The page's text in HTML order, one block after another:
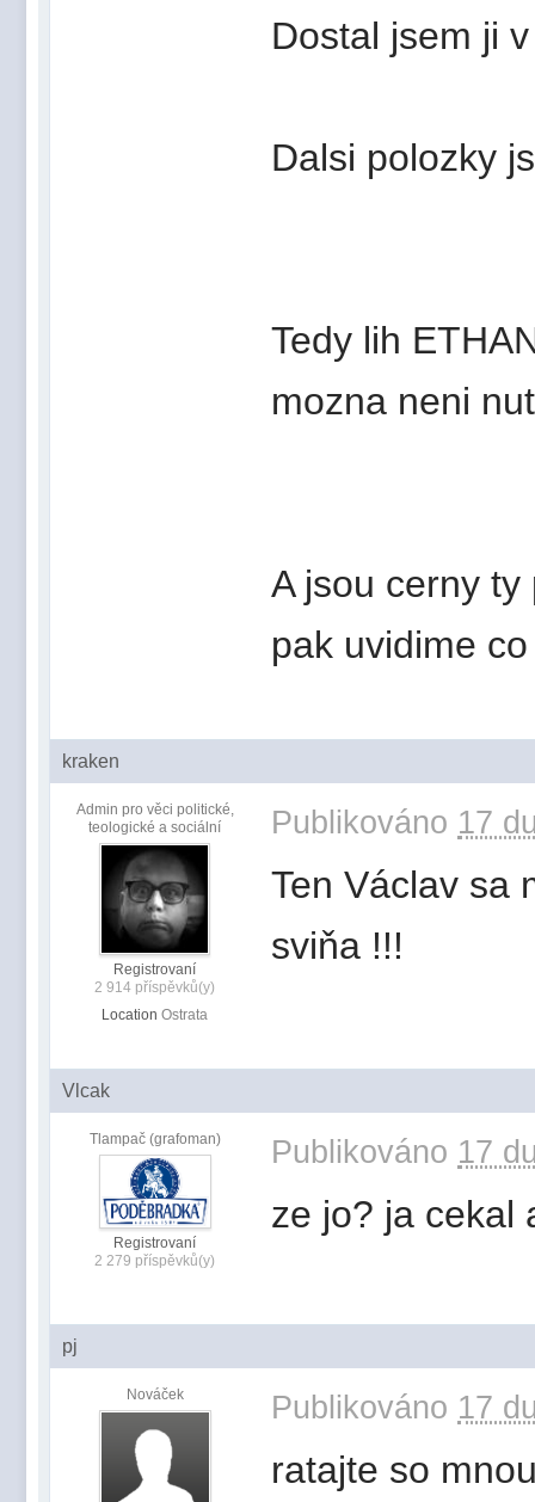
Dostal jsem ji
Dalsi polozky
Tedy lih
mozna neni
A jsou cerny
pak uvidime
kraken
Admin pro věci politické,
teologické a sociální
Registrovaní
2 914 příspěvků(y)
Location Ostrata
Publikováno 17
Ten Václav sa
sviňa !!!
Vlcak
Tlampač (grafoman)
Registrovaní
2 279 příspěvků(y)
Publikováno 17
ze jo? ja cekal
pj
Nováček Publikováno 17
ratajte so